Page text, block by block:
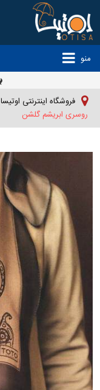
منو
فروشگاه اینترنتی اوتیسا
روسری ابریشم گلشن